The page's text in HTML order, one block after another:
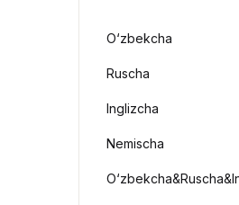
O‘zbekcha
Ruscha
Inglizcha
Nemischa